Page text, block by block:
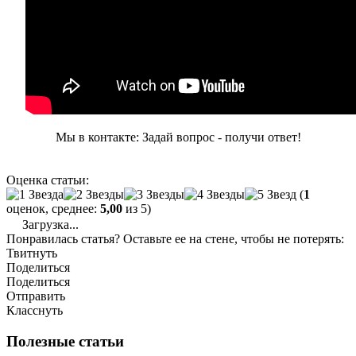
Мы в контакте: Задай вопрос - получи ответ!
Оценка статьи:
(1
оценок, среднее: 5,00 из 5)
Загрузка...
Понравилась статья? Оставьте ее на стене, чтобы не потерять:
Твитнуть
Поделиться
Поделиться
Отправить
Класснуть
Полезные статьи